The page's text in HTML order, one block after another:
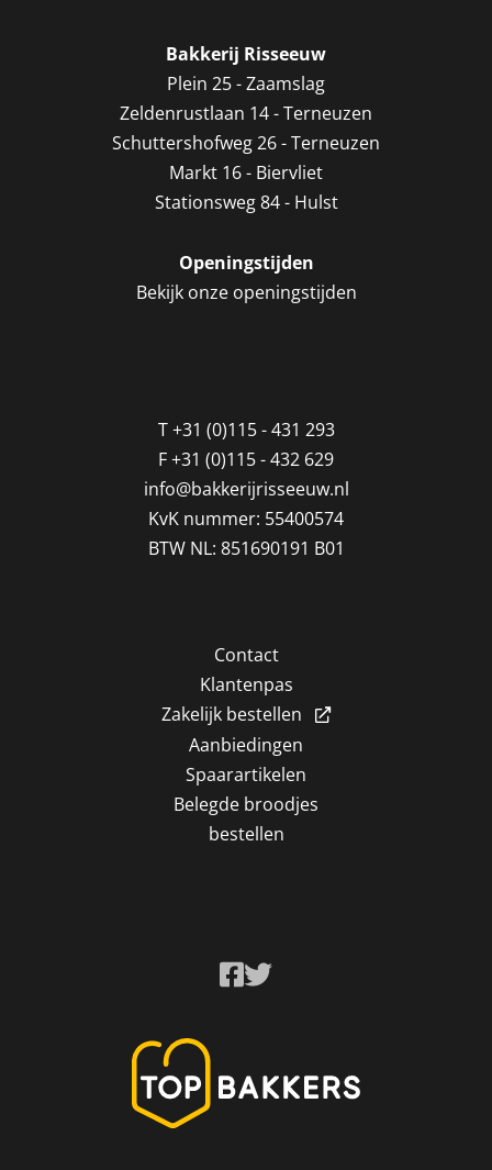
Bakkerij Risseeuw
Plein 25 - Zaamslag
Zeldenrustlaan 14 - Terneuzen
Schuttershofweg 26 - Terneuzen
Markt 16 - Biervliet
Stationsweg 84 - Hulst
Openingstijden
Bekijk onze openingstijden
T+31 (0)115 - 431 293
F+31 (0)115 - 432 629
info@bakkerijrisseeuw.nl
KvK nummer: 55400574
BTW NL: 851690191 B01
Contact
Klantenpas
Zakelijk bestellen
Aanbiedingen
Spaarartikelen
Belegde broodjes
bestellen